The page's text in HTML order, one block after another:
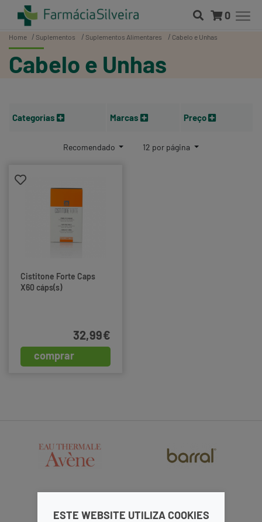
ESTE WEBSITE UTILIZA COOKIES
0
Home Suplementos Suplementos Alimentares Cabelo e Unhas
Cabelo e Unhas
Categorias Marcas Preço
Recomendado 12 por página
Cistitone Forte Caps
X60 cáps(s)
comprar
32,99€